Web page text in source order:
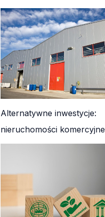
Alternatywne inwestycje:
nieruchomości komercyjne